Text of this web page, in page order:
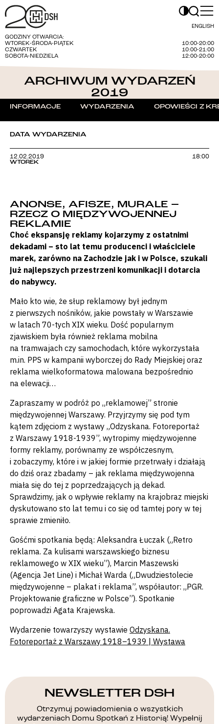
ENGLISH
GODZINY OTWARCIA:
WTOREK-ŚRODA-PIĄTEK
10:00-20:00
CZWARTEK
10:00-21:00
SOBOTA-NIEDZIELA
12:00-20:00
ARCHIWUM WYDARZEŃ
2019
INFORMACJE WYDARZENIA OPOWIEŚCI Z
DATA WYDARZENIA
12.02.2019
WTOREK
18:00
ANONSE, AFISZE, MURALE –
RZECZ O MIĘDZYWOJENNEJ
REKLAMIE
Choć ekspansję reklamy kojarzymy z ostatnimi
dekadami – sto lat temu producenci i właściciele
marek, zarówno na Zachodzie jak i w Polsce, szukali
już najlepszych przestrzeni komunikacji i dotarcia
do nabywcy.
Mało kto wie, że słup reklamowy był jednym
z pierwszych nośników, jakie powstały w Warszawie
w latach 70-tych XIX wieku. Dość popularnym
zjawiskiem była również reklama mobilna
na tramwajach czy samochodach, które wykorzystała
m.in. PPS w kampanii wyborczej do Rady Miejskiej oraz
reklama wielkoformatowa malowana bezpośrednio
na elewacji…
Zapraszamy w podróż po „reklamowej” stronie
międzywojennej Warszawy. Przyjrzymy się pod tym
kątem zdjęciom z wystawy „Odzyskana. Fotoreportaż
z Warszawy 1918-1939”, wytropimy międzywojenne
formy reklamy, porównamy ze współczesnym,
i zobaczymy, które i w jakiej formie przetrwały i działają
do dziś oraz zbadamy – jak reklama międzywojenna
miała się do tej z poprzedzających ją dekad.
Sprawdzimy, jak o wpływie reklamy na krajobraz miejski
dyskutowano sto lat temu i co się od tamtej pory w tej
sprawie zmieniło.
Gośćmi spotkania będą: Aleksandra Łuczak („Retro
reklama. Za kulisami warszawskiego biznesu
reklamowego w XIX wieku”), Marcin Maszewski
(Agencja Jet Line) i Michał Warda („Dwudziestolecie
międzywojenne – plakat i reklama”, współautor: „PGR.
Projektowanie graficzne w Polsce”). Spotkanie
poprowadzi Agata Krajewska.
Wydarzenie towarzyszy wystawie Odzyskana.
Fotoreportaż z Warszawy 1918–1939 | Wystawa
NEWSLETTER DSH
Otrzymuj powiadomienia o wszystkich
wydarzeniach Domu Spotkań z Historią! Wypełnij